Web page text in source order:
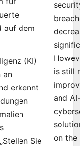
auf dem
(KI)
an
erkennt
Sie
is still
and
on the